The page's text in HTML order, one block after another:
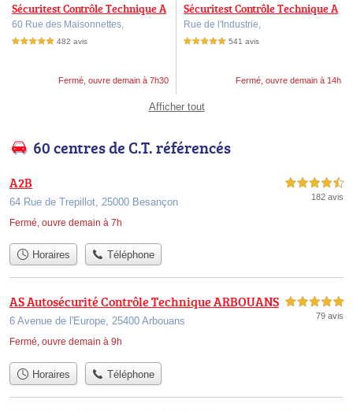
Sécuritest Contrôle Technique A
uto-Moto ECOLE VALENTIN
60 Rue des Maisonnettes,
5,0 étoiles sur 5 482 avis
Fermé, ouvre demain à 7h30
Sécuritest Contrôle Technique A
utomobile SAONE
Rue de l'Industrie,
5,0 étoiles sur 5 541 avis
Fermé, ouvre demain à 14h
Afficher tout
60 centres de C.T. référencés
A2B
64 Rue de Trepillot, 25000 Besançon
Fermé, ouvre demain à 7h
4,5 étoiles sur 5
182 avis
Horaires Téléphone
AS Autosécurité Contrôle Technique ARBOUANS
6 Avenue de l'Europe, 25400 Arbouans
Fermé, ouvre demain à 9h
5,0 étoiles sur 5
79 avis
Horaires Téléphone